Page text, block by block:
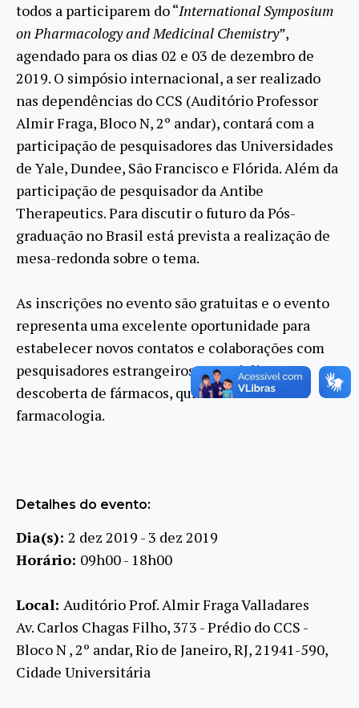
todos a participarem do “International Symposium
on Pharmacology and Medicinal Chemistry”,
agendado para os dias 02 e 03 de dezembro de
2019. O simpósio internacional, a ser realizado
nas dependências do CCS (Auditório Professor
Almir Fraga, Bloco N, 2º andar), contará com a
participação de pesquisadores das Universidades
de Yale, Dundee, São Francisco e Flórida. Além da
participação de pesquisador da Antibe
Therapeutics. Para discutir o futuro da Pós-
graduação no Brasil está prevista a realização de
mesa-redonda sobre o tema.
As inscrições no evento são gratuitas e o evento
representa uma excelente oportunidade para
estabelecer novos contatos e colaborações com
pesquisadores estrangeiros, especialistas em
descoberta de fármacos, química medicinal e
farmacologia.
Detalhes do evento:
Dia(s): 2 dez 2019 - 3 dez 2019
Horário: 09h00 - 18h00
Local: Auditório Prof. Almir Fraga Valladares
Av. Carlos Chagas Filho, 373 - Prédio do CCS -
Bloco N , 2º andar, Rio de Janeiro, RJ, 21941-590,
Cidade Universitária